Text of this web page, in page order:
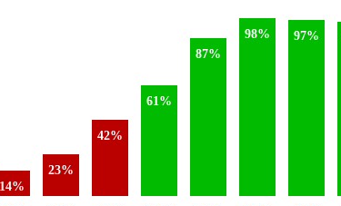
14%
23%
42%
61%
87%
98% 97%